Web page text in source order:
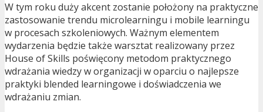
W tym roku duży akcent zostanie położony na praktyczne
zastosowanie trendu microlearningu i mobile learningu
w procesach szkoleniowych. Ważnym elementem
wydarzenia będzie także warsztat realizowany przez
House of Skills poświęcony metodom praktycznego
wdrażania wiedzy w organizacji w oparciu o najlepsze
praktyki blended learningowe i doświadczenia we
wdrażaniu zmian.